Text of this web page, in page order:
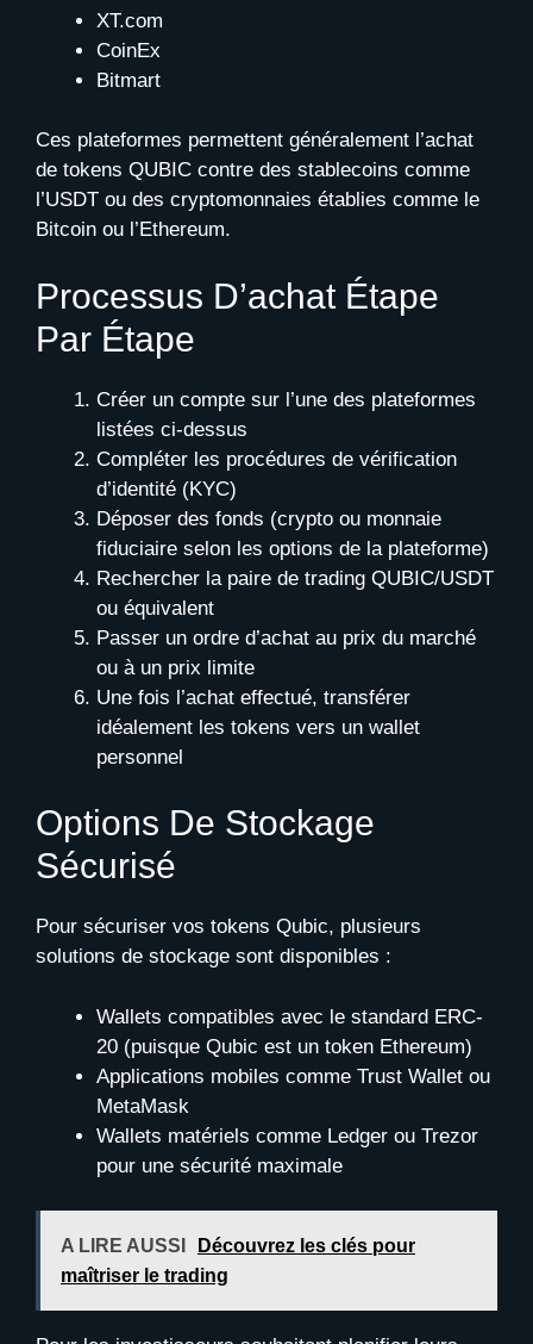
XT.com
CoinEx
Bitmart
Ces plateformes permettent généralement l’achat
de tokens QUBIC contre des stablecoins comme
l’USDT ou des cryptomonnaies établies comme le
Bitcoin ou l’Ethereum.
Processus D’achat Étape
Par Étape
Créer un compte sur l’une des plateformes
listées ci-dessus
Compléter les procédures de vérification
d’identité (KYC)
Déposer des fonds (crypto ou monnaie
fiduciaire selon les options de la plateforme)
Rechercher la paire de trading QUBIC/USDT
ou équivalent
Passer un ordre d’achat au prix du marché
ou à un prix limite
Une fois l’achat effectué, transférer
idéalement les tokens vers un wallet
personnel
Options De Stockage
Sécurisé
Pour sécuriser vos tokens Qubic, plusieurs
solutions de stockage sont disponibles :
Wallets compatibles avec le standard ERC-
20 (puisque Qubic est un token Ethereum)
Applications mobiles comme Trust Wallet ou
MetaMask
Wallets matériels comme Ledger ou Trezor
pour une sécurité maximale
A LIRE AUSSI
Découvrez les clés pour
maîtriser le trading